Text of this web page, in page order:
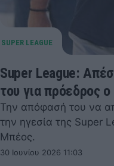
Super League:
του για πρόεδρος
Την απόφασή του να
την ηγεσία της Super
Μπέος.
30 Ιουνίου 2026 11:03